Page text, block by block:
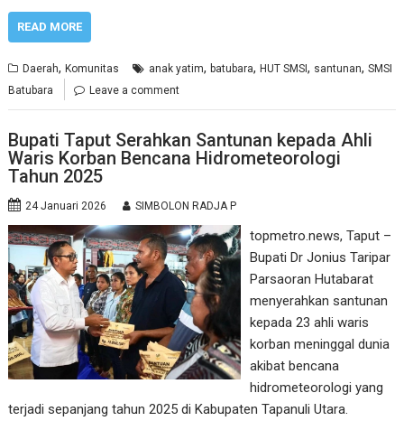
READ MORE
Daerah,Komunitas anak yatim,batubara,HUT SMSI, santunan,SMSI
Batubara
Leave a comment
Bupati Taput Serahkan Santunan kepada Ahli
Waris Korban Bencana Hidrometeorologi
Tahun 2025
24 Januari 2026 SIMBOLON RADJA P
topmetro.news, Taput –
Bupati Dr Jonius Taripar
Parsaoran Hutabarat
menyerahkan santunan
kepada 23 ahli waris
korban meninggal dunia
akibat bencana
hidrometeorologi yang
terjadi sepanjang tahun 2025 di Kabupaten Tapanuli Utara.